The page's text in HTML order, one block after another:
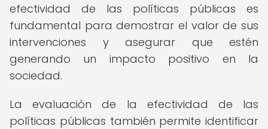
efectividad de las políticas públicas es
fundamental para demostrar el valor de sus
intervenciones y asegurar que estén
generando un impacto positivo en la
sociedad.
La evaluación de la efectividad de las
políticas públicas también permite identificar